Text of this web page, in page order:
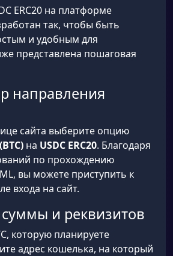
ERC20 на платформе
так, чтобы быть
и удобным для
представлена пошаговая
направления
сайта выберите опцию
на USDC ERC20. Благодаря
по прохождению
вы можете приступить к
входа на сайт.
и реквизитов
которую планируете
адрес кошелька, на который